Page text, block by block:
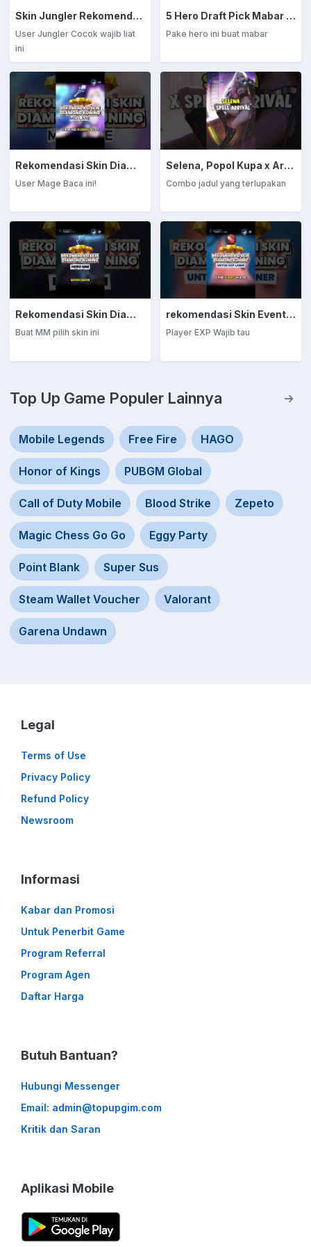
Skin Jungler Rekomendasi Diamond Kuning
User Jungler Cocok wajib liat
ini
5 Hero Draft Pick Mabar Auto Win
Pake hero ini buat mabar
Rekomendasi Skin Diamond Kuning: Mage
User Mage Baca ini!
Selena, Popol Kupa x Arrival
Combo jadul yang terlupakan
Rekomendasi Skin Diamond Kuning: Marksman
Buat MM pilih skin ini
rekomendasi Skin Event Diamond Kuning: EXP Laner
Player EXP Wajib tau
Top Up Game Populer Lainnya
Mobile Legends Free Fire HAGO
Honor of Kings PUBGM Global
Call of Duty Mobile Blood Strike Zepeto
Magic Chess Go Go Eggy Party
Point Blank Super Sus
Steam Wallet Voucher Valorant
Garena Undawn
Legal
Terms of Use
Privacy Policy
Refund Policy
Newsroom
Informasi
Kabar dan Promosi
Untuk Penerbit Game
Program Referral
Program Agen
Daftar Harga
Butuh Bantuan?
Hubungi Messenger
Email: admin@topupgim.com
Kritik dan Saran
Aplikasi Mobile